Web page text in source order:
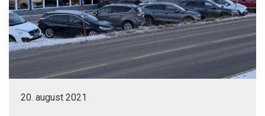
20. august 2021